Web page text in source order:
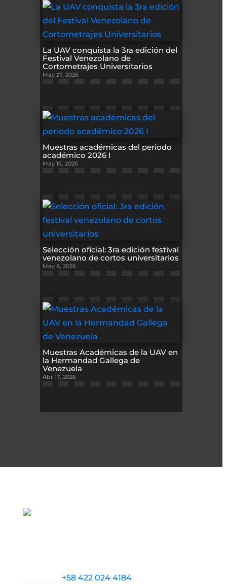
La UAV conquista la 3ra edición del
Festival Venezolano de
Cortometrajes Universitarios
May 27, 2026
Muestras académicas del periodo
académico 2026 I
May 16, 2026
Selección oficial: 3ra edición festival
venezolano de cortos universitarios
May 8, 2026
Muestras Académicas de la UAV en
la Hermandad Gallega de
Venezuela
Abr 17, 2026
+58 422 024 4184